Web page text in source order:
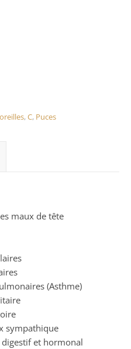
€.
: 7,74 €.
d'Oreilles Puce
,C, Puces
maux de tête
(Asthme)
sympathique
et hormonal